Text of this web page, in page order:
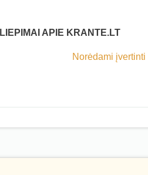
APIE KRANTE.LT
Norėdami